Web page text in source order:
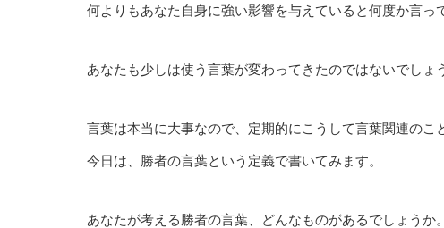
何よりもあなた自身に強い影響を与えていると何度か言っ
あなたも少しは使う言葉が変わってきたのではないでしょ
言葉は本当に大事なので、定期的にこうして言葉関連のこ
今日は、勝者の言葉という定義で書いてみます。
あなたが考える勝者の言葉、どんなものがあるでしょうか。